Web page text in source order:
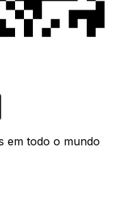
em todo o mundo